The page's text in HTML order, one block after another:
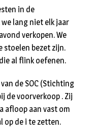
in de
lang niet elk jaar
verkopen. We
stoelen bezet zijn.
al flink oefenen.
de SOC (Stichting
de voorverkoop . Zij
afloop aan vast om
op de i te zetten.